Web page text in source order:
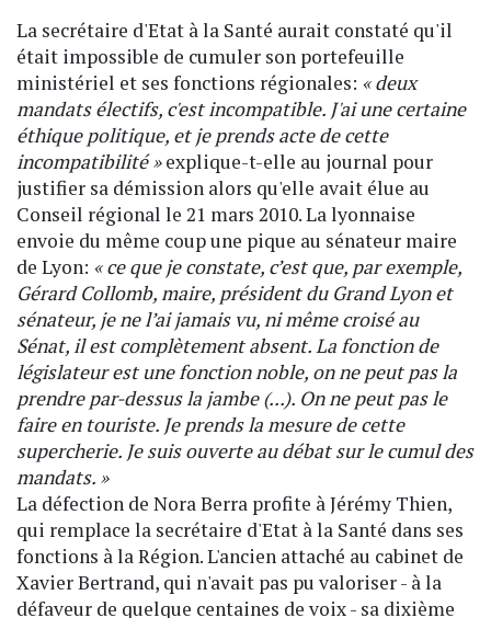
La secrétaire d'Etat à la Santé aurait constaté qu'il
était impossible de cumuler son portefeuille
ministériel et ses fonctions régionales: « deux
mandats électifs, c'est incompatible. J'ai une certaine
éthique politique, et je prends acte de cette
incompatibilité »explique-t-elle au journal pour
justifier sa démission alors qu'elle avait élue au
Conseil régional le 21 mars 2010. La lyonnaise
envoie du même coup une pique au sénateur maire
de Lyon: « ce que je constate, c’est que, par exemple,
Gérard Collomb, maire, président du Grand Lyon et
sénateur, je ne l’ai jamais vu, ni même croisé au
Sénat, il est complètement absent. La fonction de
législateur est une fonction noble, on ne peut pas la
prendre par-dessus la jambe (...). On ne peut pas le
faire en touriste. Je prends la mesure de cette
supercherie. Je suis ouverte au débat sur le cumul des
mandats. »
La défection de Nora Berra profite à Jérémy Thien,
qui remplace la secrétaire d'Etat à la Santé dans ses
fonctions à la Région. L'ancien attaché au cabinet de
Xavier Bertrand, qui n'avait pas pu valoriser - à la
défaveur de quelque centaines de voix - sa dixième